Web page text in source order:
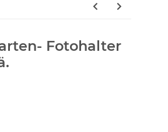
Fotohalter